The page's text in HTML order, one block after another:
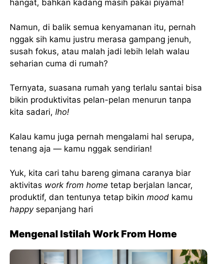
hangat, bahkan kadang masih pakai piyama!
Namun, di balik semua kenyamanan itu, pernah
nggak sih kamu justru merasa gampang jenuh,
susah fokus, atau malah jadi lebih lelah walau
seharian cuma di rumah?
Ternyata, suasana rumah yang terlalu santai bisa
bikin produktivitas pelan-pelan menurun tanpa
kita sadari, lho!
Kalau kamu juga pernah mengalami hal serupa,
tenang aja — kamu nggak sendirian!
Yuk, kita cari tahu bareng gimana caranya biar
aktivitas work from home tetap berjalan lancar,
produktif, dan tentunya tetap bikin mood kamu
happysepanjang hari
Mengenal Istilah Work From Home